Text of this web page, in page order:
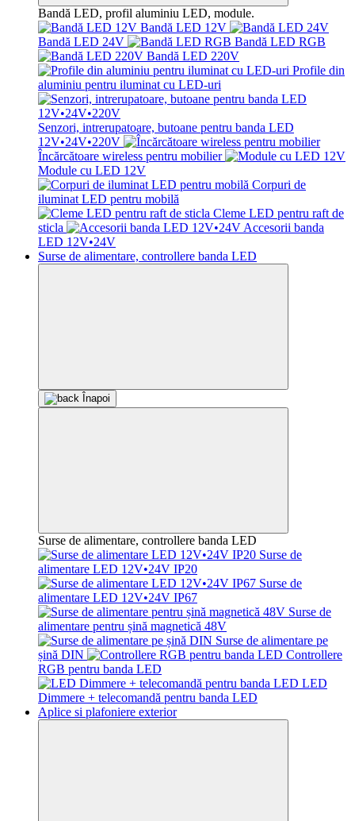
Bandă LED, profil aluminiu LED, module.
Bandă LED 12V
Bandă LED 24V
Bandă LED RGB
Bandă LED 220V
Profile din
aluminiu pentru iluminat cu LED-uri
Senzori, intrerupatoare, butoane pentru banda LED
12V•24V•220V
Încărcătoare wireless pentru mobilier
Module cu LED 12V
Corpuri de
iluminat LED pentru mobilă
Cleme LED pentru raft de
sticla
Accesorii banda
LED 12V•24V
Surse de alimentare, controllere banda LED
Înapoi
Surse de alimentare, controllere banda LED
Surse de
alimentare LED 12V•24V IP20
Surse de
alimentare LED 12V•24V IP67
Surse de
alimentare pentru șină magnetică 48V
Surse de alimentare pe
șină DIN
Controllere
RGB pentru banda LED
LED
Dimmere + telecomandă pentru banda LED
Aplice si plafoniere exterior